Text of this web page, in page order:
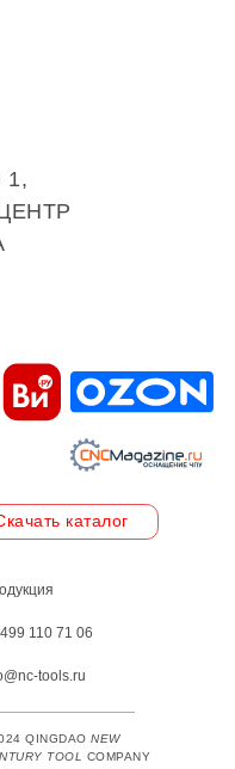
1,
110 71 06
tools.ru
QINGDAO NEW
TOOL
COMPANY
каталог